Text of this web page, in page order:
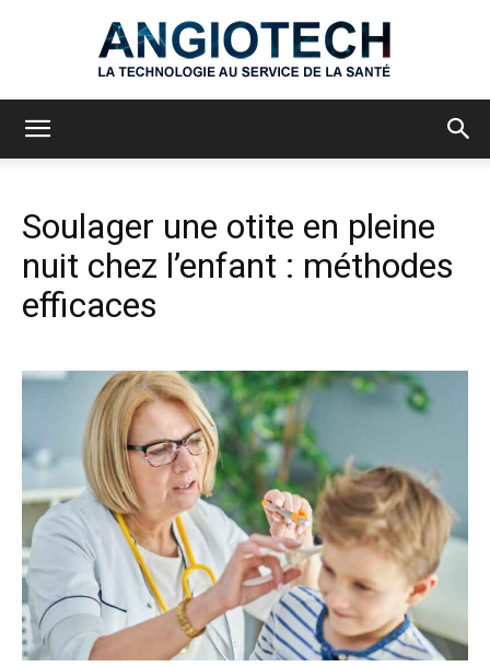
Soulager une otite en pleine
nuit chez l’enfant : méthodes
efficaces